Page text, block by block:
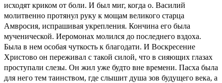
исходят криком от боли. И был миг, когда о. Василий
молитвенно протянул руку к мощам великого старца
Амвросия, испрашивая укрепления. Кончина его была
мученической. Иеромонах молился до последнего вздоха.
Была в нем особая чуткость к благодати. И Воскресение
Христово он переживал с такой силой, что в сияющих глазах
проступали слезы. Он жил уже будто вне времени. Пасха была
для него тем таинством, где слышит душа зов будущего века, а